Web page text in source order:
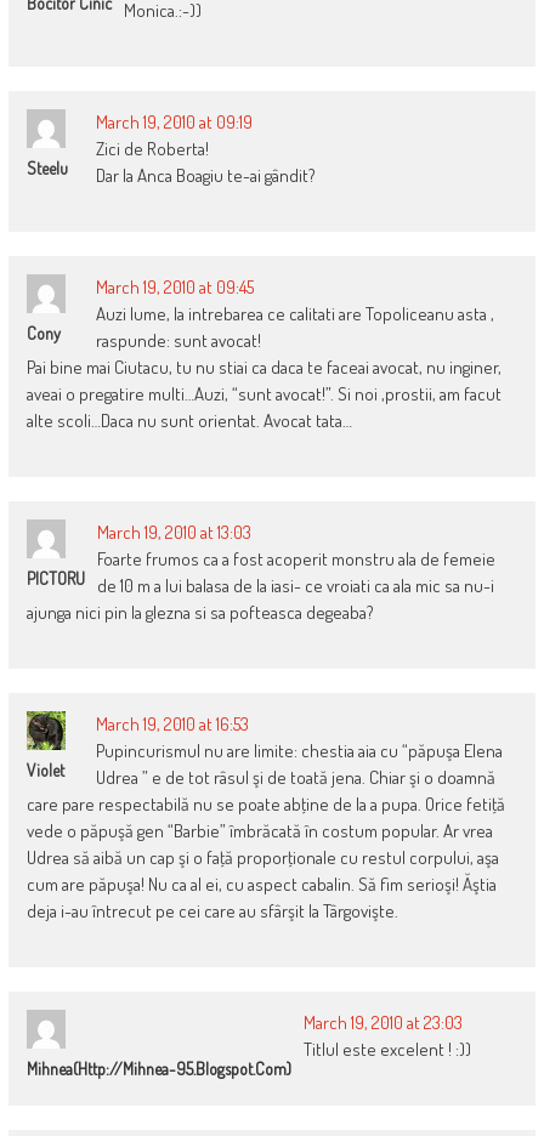
Monica.:-))
Steelu
March 19, 2010 at 09:19
Zici de Roberta!
Dar la Anca Boagiu te-ai gândit?
Cony
March 19, 2010 at 09:45
Auzi lume, la intrebarea ce calitati are Topoliceanu asta ,
raspunde: sunt avocat!
Pai bine mai Ciutacu, tu nu stiai ca daca te faceai avocat, nu inginer,
aveai o pregatire multi…Auzi, “sunt avocat!”. Si noi ,prostii, am facut
alte scoli…Daca nu sunt orientat. Avocat tata…
PICTORU
March 19, 2010 at 13:03
Foarte frumos ca a fost acoperit monstru ala de femeie
de 10 m a lui balasa de la iasi- ce vroiati ca ala mic sa nu-i
ajunga nici pin la glezna si sa pofteasca degeaba?
Violet
March 19, 2010 at 16:53
Pupincurismul nu are limite: chestia aia cu “păpuşa Elena
Udrea ” e de tot râsul şi de toată jena. Chiar şi o doamnă
care pare respectabilă nu se poate abţine de la a pupa. Orice fetiţă
vede o păpuşă gen “Barbie” îmbrăcată în costum popular. Ar vrea
Udrea să aibă un cap şi o faţă proporţionale cu restul corpului, aşa
cum are păpuşa! Nu ca al ei, cu aspect cabalin. Să fim serioşi! Ăştia
deja i-au întrecut pe cei care au sfârşit la Târgovişte.
Mihnea(http://mihnea-95.blogspot.com)
March 19, 2010 at 23:03
Titlul este excelent ! :))